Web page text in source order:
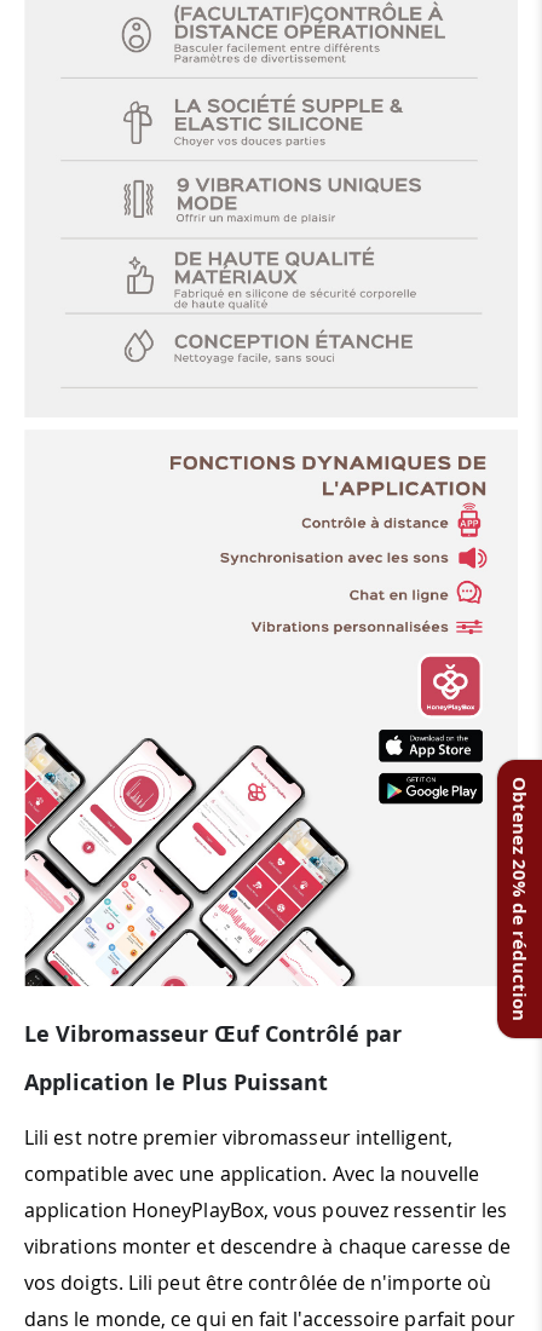
Obtenez 20% de réduction
Le Vibromasseur Œuf Contrôlé par
Application le Plus Puissant
Lili est notre premier vibromasseur intelligent,
compatible avec une application. Avec la nouvelle
application HoneyPlayBox, vous pouvez ressentir les
vibrations monter et descendre à chaque caresse de
vos doigts. Lili peut être contrôlée de n'importe où
dans le monde, ce qui en fait l'accessoire parfait pour